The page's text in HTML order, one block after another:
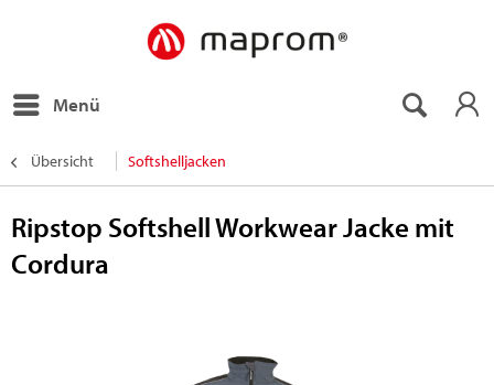
Menü
Übersicht Softshelljacken
Ripstop Softshell Workwear Jacke mit
Cordura